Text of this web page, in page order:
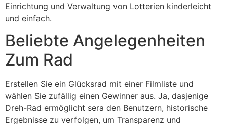
Einrichtung und Verwaltung von Lotterien kinderleicht
und einfach.
Beliebte Angelegenheiten
Zum Rad
Erstellen Sie ein Glücksrad mit einer Filmliste und
wählen Sie zufällig einen Gewinner aus. Ja, dasjenige
Dreh-Rad ermöglicht sera den Benutzern, historische
Ergebnisse zu verfolgen, um Transparenz und